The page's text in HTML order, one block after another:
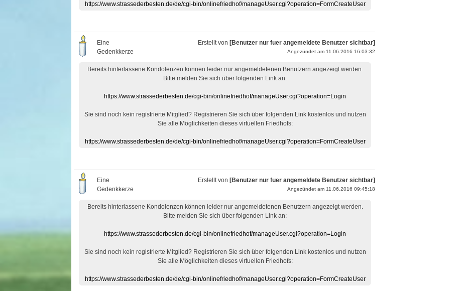
https://www.strassederbesten.de/de/cgi-bin/onlinefriedhof/manageUser.cgi?operation=FormCreateUser
Eine
Gedenkkerze
Erstellt von [Benutzer nur fuer angemeldete Benutzer sichtbar]
Angezündet am 11.06.2016 16:03:32
Bereits hinterlassene Kondolenzen können leider nur angemeldetenen Benutzern angezeigt werden.
Bitte melden Sie sich über folgenden Link an:
https://www.strassederbesten.de/cgi-bin/onlinefriedhof/manageUser.cgi?operation=Login
Sie sind noch kein registrierte Mitglied? Registrieren Sie sich über folgenden Link kostenlos und nutzen
Sie alle Möglichkeiten dieses virtuellen Friedhofs:
https://www.strassederbesten.de/de/cgi-bin/onlinefriedhof/manageUser.cgi?operation=FormCreateUser
Eine
Gedenkkerze
Erstellt von [Benutzer nur fuer angemeldete Benutzer sichtbar]
Angezündet am 11.06.2016 09:45:18
Bereits hinterlassene Kondolenzen können leider nur angemeldetenen Benutzern angezeigt werden.
Bitte melden Sie sich über folgenden Link an:
https://www.strassederbesten.de/cgi-bin/onlinefriedhof/manageUser.cgi?operation=Login
Sie sind noch kein registrierte Mitglied? Registrieren Sie sich über folgenden Link kostenlos und nutzen
Sie alle Möglichkeiten dieses virtuellen Friedhofs:
https://www.strassederbesten.de/de/cgi-bin/onlinefriedhof/manageUser.cgi?operation=FormCreateUser